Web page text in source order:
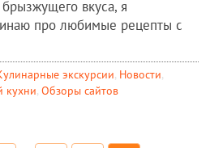
вкуса, я
про любимые рецепты с
экскурсии, Новости,
кухни, Обзоры сайтов